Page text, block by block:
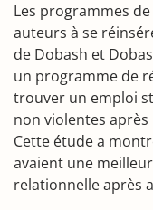
Les programmes
auteurs à se
de Dobash et
un programme de
trouver un emploi
non violentes
Cette étude a
avaient une
relationnelle après